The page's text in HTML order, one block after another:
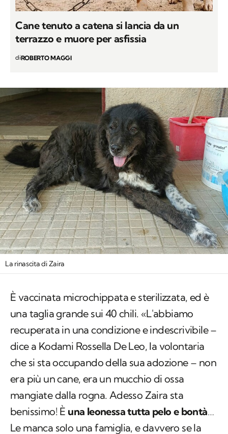
Cane tenuto a catena si lancia da un
terrazzo e muore per asfissia
È vaccinata microchippata e sterilizzata, ed è
una taglia grande sui 40 chili. «L'abbiamo
recuperata in una condizione e indescrivibile –
dice a Kodami Rossella De Leo, la volontaria
che si sta occupando della sua adozione – non
era più un cane, era un mucchio di ossa
mangiate dalla rogna. Adesso Zaira sta
benissimo! Èuna leonessa tutta pelo e bontà